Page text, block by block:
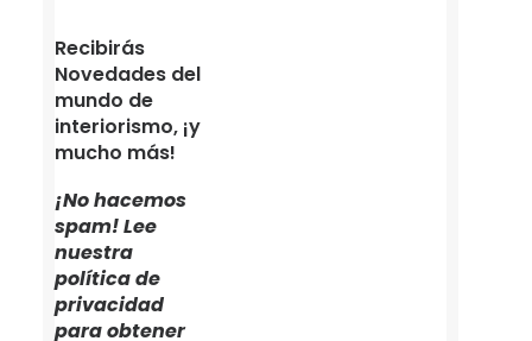
Recibirás
Novedades del
mundo de
interiorismo, ¡y
mucho más!
¡No hacemos
spam! Lee
nuestra
política de
privacidad
para obtener